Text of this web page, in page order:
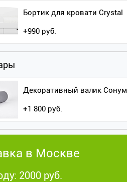
Бортик для кровати Crystal
+990 руб.
Декоративный валик Сонум
+1 800 руб.
в Москве
2000 руб.